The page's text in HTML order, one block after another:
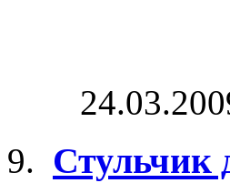
Стульчик